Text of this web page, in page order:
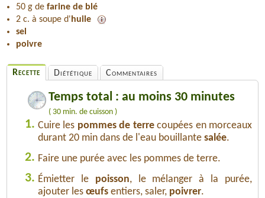
50 g de farine de blé
2 c. à soupe d' huile
sel
poivre
Recette Diététique Commentaires
Temps total : au moins 30 minutes
( 30 min. de cuisson )
1. Cuire les pommes de terrecoupées en morceaux
durant 20 min dans de l'eau bouillante salée.
2. Faire une purée avec les pommes de terre.
3. Émietter le poisson, le mélanger à la purée,
ajouter les œufs entiers, saler, poivrer.